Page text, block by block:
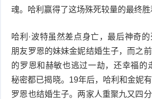
魂。哈利赢得了这场殊死较量的最终胜
哈利·波特虽然差点身亡，最后神奇
朋友罗恩的妹妹金妮结婚生子，而之
的罗恩和赫敏也逃过一劫，还幸福的
秘密都已揭晓。19年后，哈利和金妮
罗恩也结婚生子。两家人重聚九又四